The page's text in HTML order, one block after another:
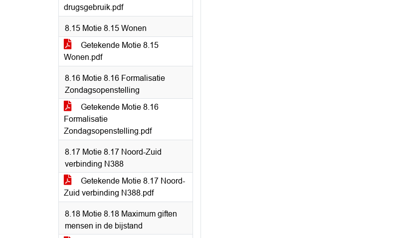
drugsgebruik.pdf
8.15 Motie 8.15 Wonen
Getekende Motie 8.15
Wonen.pdf
8.16 Motie 8.16 Formalisatie
Zondagsopenstelling
Getekende Motie 8.16
Formalisatie
Zondagsopenstelling.pdf
8.17 Motie 8.17 Noord-Zuid
verbinding N388
Getekende Motie 8.17 Noord-
Zuid verbinding N388.pdf
8.18 Motie 8.18 Maximum giften
mensen in de bijstand